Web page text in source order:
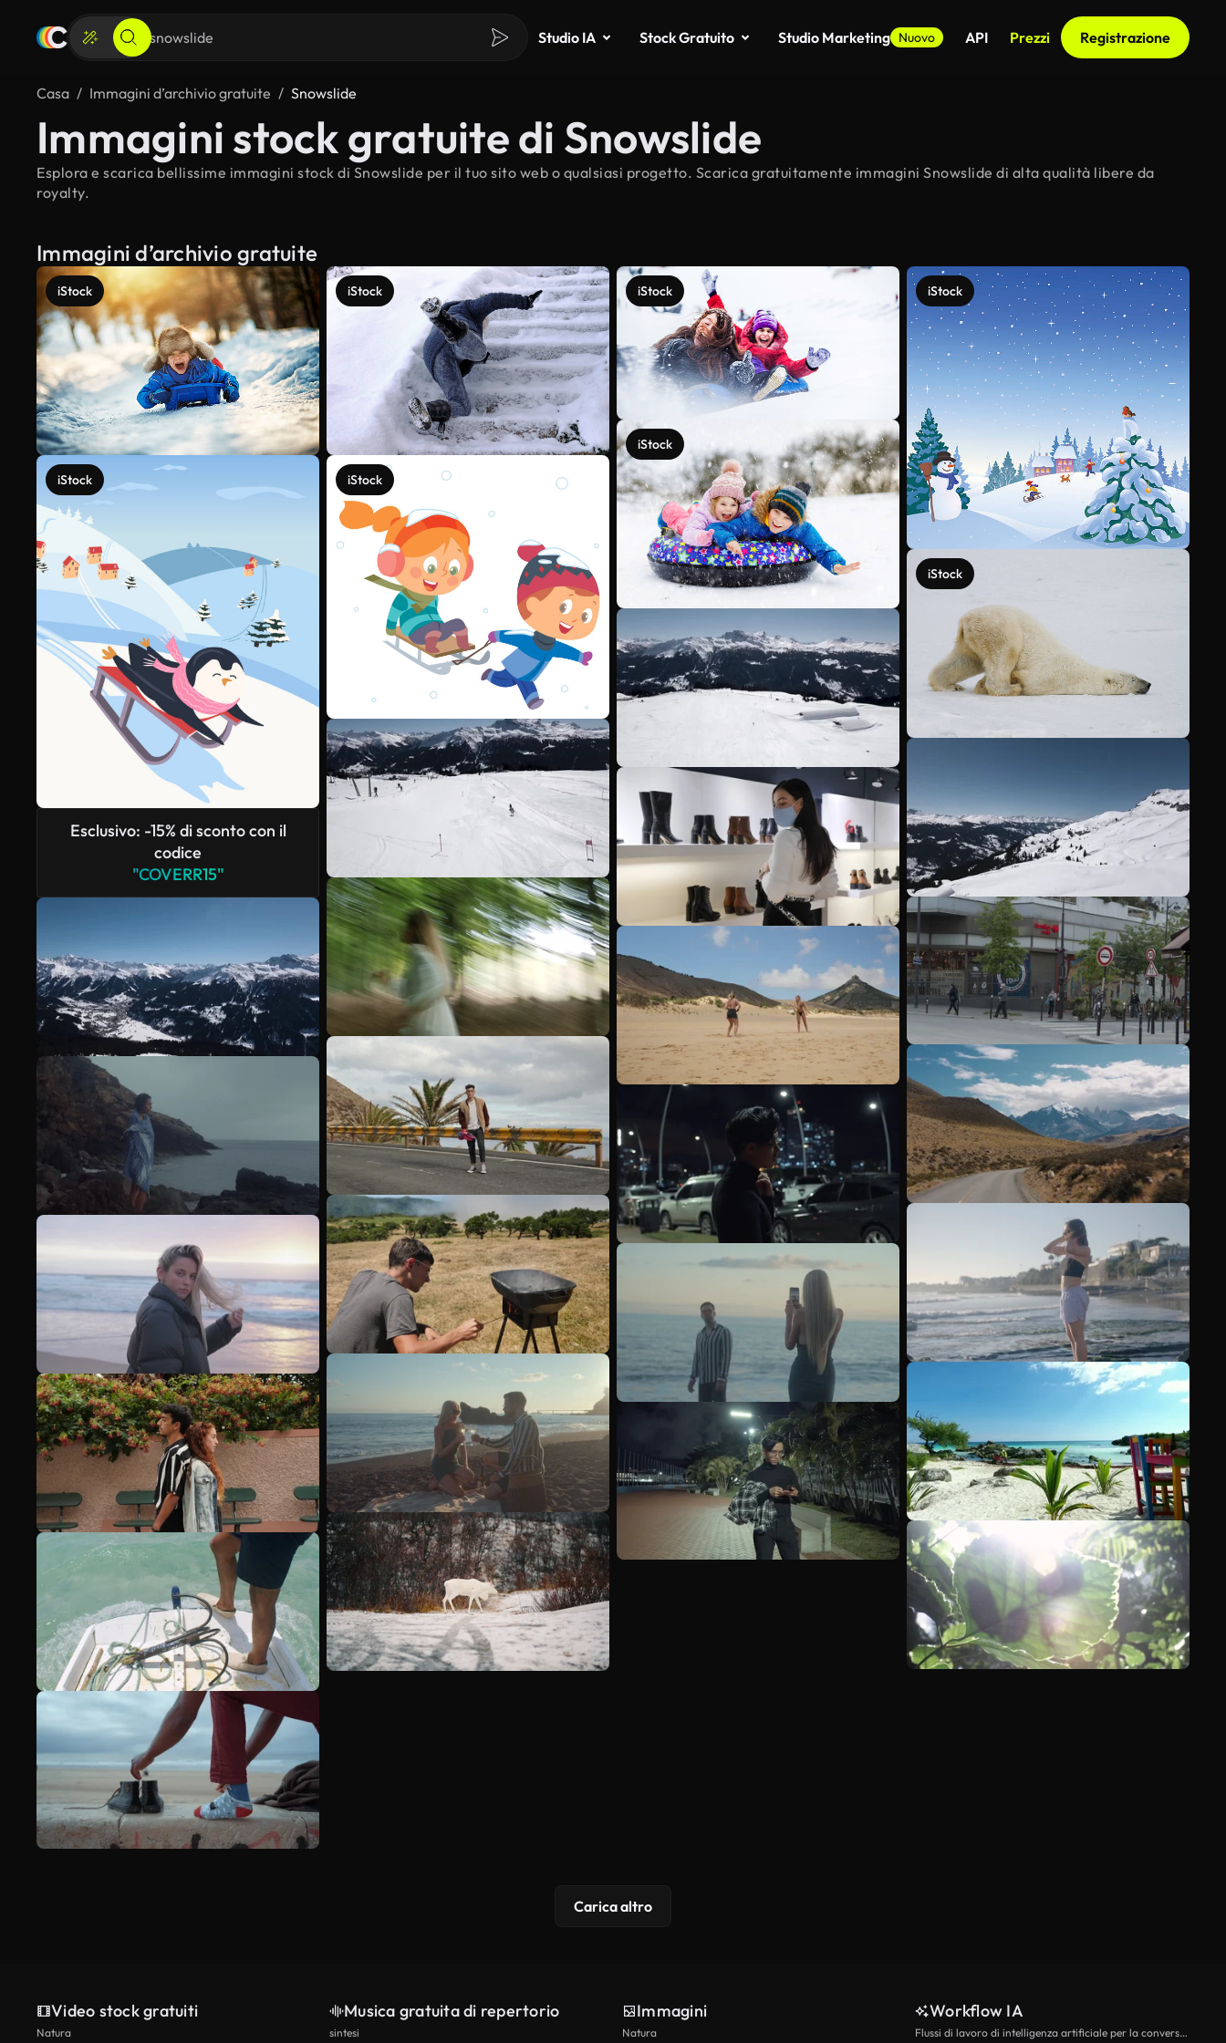
Studio IA Stock Gratuito Studio Marketing Nuovo API Prezzi Registrazione
Casa Immagini d’archivio gratuite Snowslide
Immagini stock gratuite di Snowslide
Esplora e scarica bellissime immagini stock di Snowslide per il tuo sito web o qualsiasi progetto. Scarica gratuitamente immagini Snowslide di alta qualità libere da
royalty.
Immagini d’archivio gratuite
iStock
iStock
Esclusivo: -15% di sconto con il
codice
"COVERR15"
iStock
iStock
iStock
iStock
iStock
iStock
Scopri di più
Carica altro
Video stock gratuiti
Natura
Musica gratuita di repertorio
sintesi
Immagini
Natura
Workflow IA
Flussi di lavoro di intelligenza artificiale per la conversione da testo a video